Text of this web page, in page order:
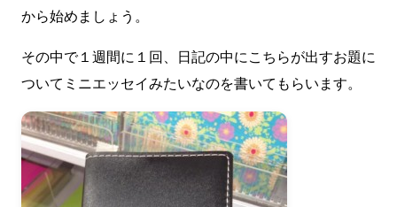
から始めましょう。
その中で１週間に１回、日記の中にこちらが出すお題に
ついてミニエッセイみたいなのを書いてもらいます。